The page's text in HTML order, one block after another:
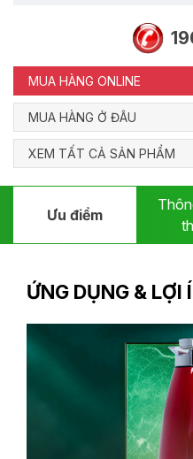
MUA HÀNG ONLINE
MUA HÀNG Ở ĐÂU
XEM TẤT CẢ SẢN PHẨM
Ưu điểm
ỨNG DỤNG & LỢI